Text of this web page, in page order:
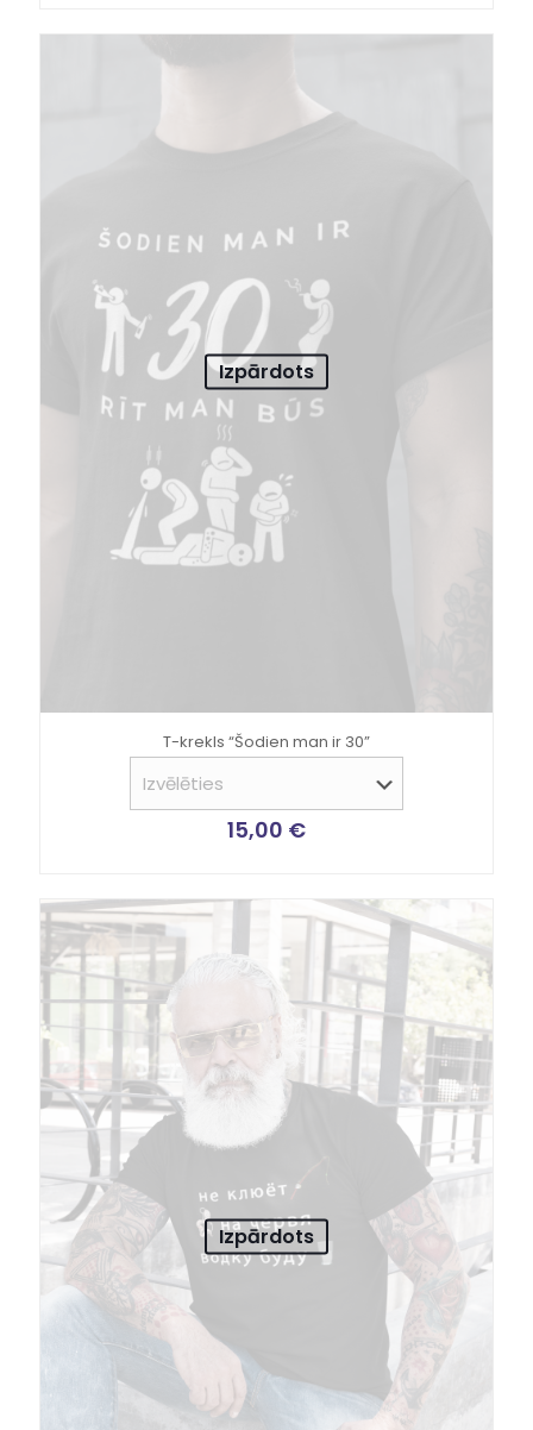
Izpārdots
T-krekls “Šodien man ir 30”
15,00 €
Izpārdots